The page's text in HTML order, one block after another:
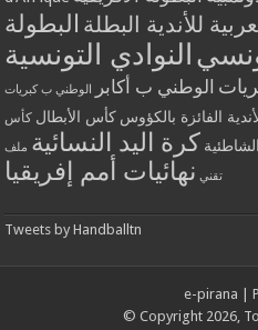
للأندية البطلة البطولة
النوادي التونسية
الوطني ب أكابر الوطني ب كبريات
الفائزة بالكؤوس كأس الأبطال كأس
كرة اليد النسائية ملف
تقني نهائيات أمم إفريقيا
Tweets by Handballtn
e-pirana
© Copyright 2026,